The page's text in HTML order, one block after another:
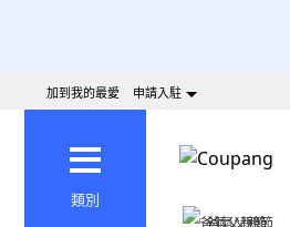
加到我的最愛 申請入駐
類別
爸氣父親節